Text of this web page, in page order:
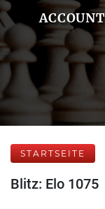
STARTSEITE
Blitz: Elo 1075